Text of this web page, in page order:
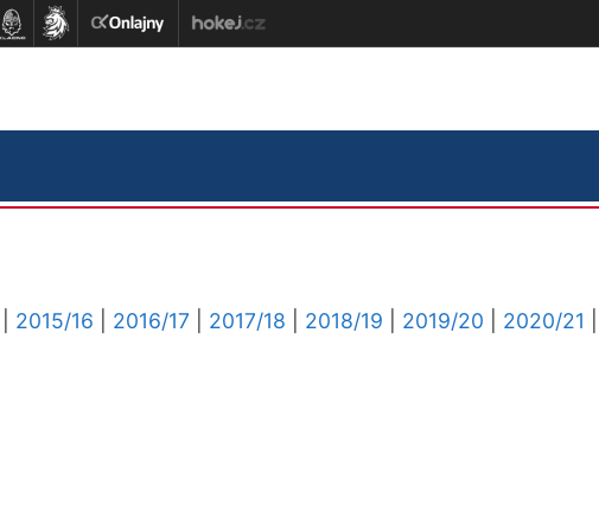
2015/16 2016/17 2017/18 2018/19 2019/20 2020/21